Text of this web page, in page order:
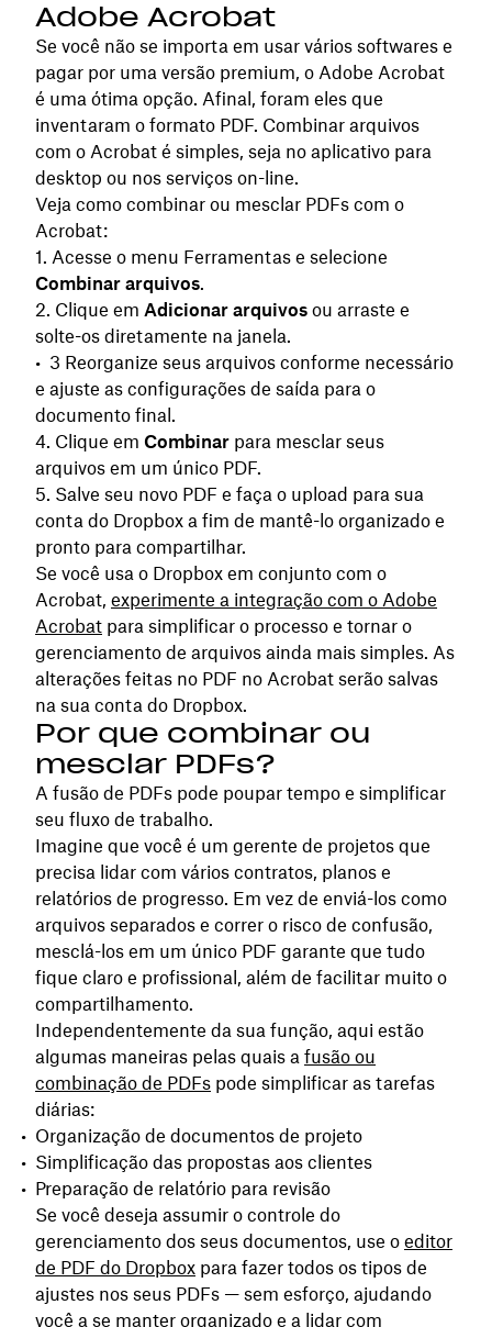
Adobe Acrobat
Se você não se importa em usar vários softwares e
pagar por uma versão premium, o Adobe Acrobat
é uma ótima opção. Afinal, foram eles que
inventaram o formato PDF. Combinar arquivos
com o Acrobat é simples, seja no aplicativo para
desktop ou nos serviços on-line.
Veja como combinar ou mesclar PDFs com o
Acrobat:
Acesse o menu Ferramentas e selecione
Combinar arquivos.
Clique em Adicionar arquivos ou arraste e
solte-os diretamente na janela.
Reorganize seus arquivos conforme necessário
e ajuste as configurações de saída para o
documento final.
Clique em Combinar para mesclar seus
arquivos em um único PDF.
Salve seu novo PDF e faça o upload para sua
conta do Dropbox a fim de mantê-lo organizado e
pronto para compartilhar.
Se você usa o Dropbox em conjunto com o
Acrobat, experimente a integração com o Adobe
Acrobat para simplificar o processo e tornar o
gerenciamento de arquivos ainda mais simples. As
alterações feitas no PDF no Acrobat serão salvas
na sua conta do Dropbox.
Por que combinar ou
mesclar PDFs?
A fusão de PDFs pode poupar tempo e simplificar
seu fluxo de trabalho.
Imagine que você é um gerente de projetos que
precisa lidar com vários contratos, planos e
relatórios de progresso. Em vez de enviá-los como
arquivos separados e correr o risco de confusão,
mesclá-los em um único PDF garante que tudo
fique claro e profissional, além de facilitar muito o
compartilhamento.
Independentemente da sua função, aqui estão
algumas maneiras pelas quais a fusão ou
combinação de PDFs pode simplificar as tarefas
diárias:
Organização de documentos de projeto
Simplificação das propostas aos clientes
Preparação de relatório para revisão
Se você deseja assumir o controle do
gerenciamento dos seus documentos, use o editor
de PDF do Dropbox para fazer todos os tipos de
ajustes nos seus PDFs — sem esforço, ajudando
você a se manter organizado e a lidar com